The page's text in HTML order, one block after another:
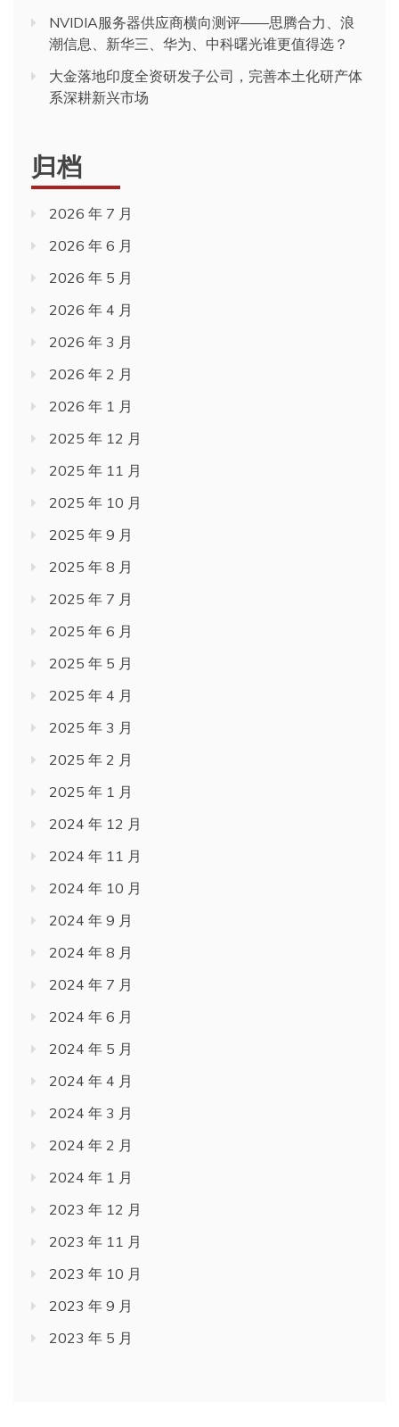
NVIDIA服务器供应商横向测评——思腾合力、浪
潮信息、新华三、华为、中科曙光谁更值得选？
大金落地印度全资研发子公司，完善本土化研产体
系深耕新兴市场
归档
2026 年 7 月
2026 年 6 月
2026 年 5 月
2026 年 4 月
2026 年 3 月
2026 年 2 月
2026 年 1 月
2025 年 12 月
2025 年 11 月
2025 年 10 月
2025 年 9 月
2025 年 8 月
2025 年 7 月
2025 年 6 月
2025 年 5 月
2025 年 4 月
2025 年 3 月
2025 年 2 月
2025 年 1 月
2024 年 12 月
2024 年 11 月
2024 年 10 月
2024 年 9 月
2024 年 8 月
2024 年 7 月
2024 年 6 月
2024 年 5 月
2024 年 4 月
2024 年 3 月
2024 年 2 月
2024 年 1 月
2023 年 12 月
2023 年 11 月
2023 年 10 月
2023 年 9 月
2023 年 5 月